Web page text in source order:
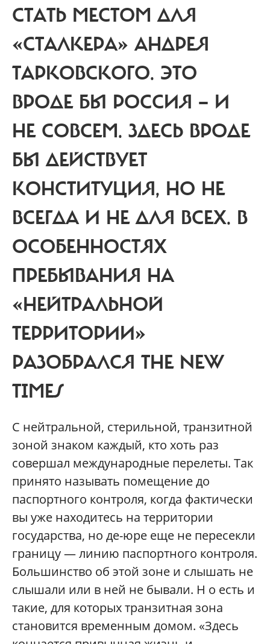
СТАТЬ МЕСТОМ ДЛЯ
«СТАЛКЕРА» АНДРЕЯ
ТАРКОВСКОГО. ЭТО
ВРОДЕ БЫ РОССИЯ — И
НЕ СОВСЕМ. ЗДЕСЬ ВРОДЕ
БЫ ДЕЙСТВУЕТ
КОНСТИТУЦИЯ, НО НЕ
ВСЕГДА И НЕ ДЛЯ ВСЕХ. В
ОСОБЕННОСТЯХ
ПРЕБЫВАНИЯ НА
«НЕЙТРАЛЬНОЙ
ТЕРРИТОРИИ»
РАЗОБРАЛСЯ THE NEW
TIMES
С нейтральной, стерильной, транзитной
зоной знаком каждый, кто хоть раз
совершал международные перелеты. Так
принято называть помещение до
паспортного контроля, когда фактически
вы уже находитесь на территории
государства, но де-юре еще не пересекли
границу — линию паспортного контроля.
Большинство об этой зоне и слышать не
слышали или в ней не бывали. Н о есть и
такие, для которых транзитная зона
становится временным домом. «Здесь